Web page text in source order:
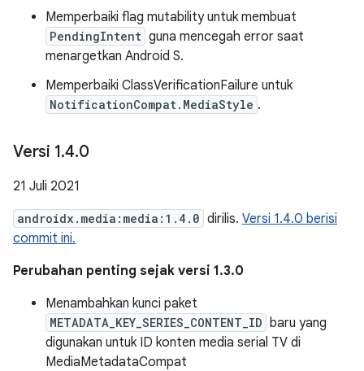
Memperbaiki flag mutability untuk membuat
PendingIntent guna mencegah error saat
menargetkan Android S.
Memperbaiki ClassVerificationFailure untuk
NotificationCompat.MediaStyle .
Versi 1.4.0
21 Juli 2021
androidx.media:media:1.4.0 dirilis. Versi 1.4.0 berisi
commit ini.
Perubahan penting sejak versi 1.3.0
Menambahkan kunci paket
METADATA_KEY_SERIES_CONTENT_ID baru yang
digunakan untuk ID konten media serial TV di
MediaMetadataCompat